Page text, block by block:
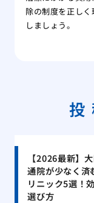
除の制度を正し
しましょう。
【2026最新】
通院が少なく済
リニック5選！
選び方